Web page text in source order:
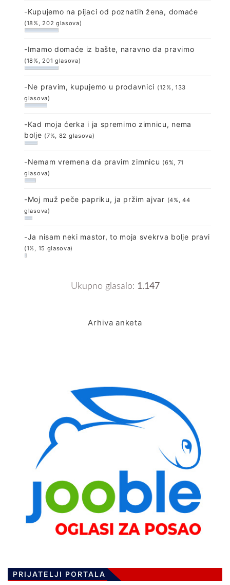
-Kupujemo na pijaci od poznatih žena, domaće
(18%, 202 glasova)
-Imamo domaće iz bašte, naravno da pravimo
(18%, 201 glasova)
-Ne pravim, kupujemo u prodavnici (12%, 133
glasova)
-Kad moja ćerka i ja spremimo zimnicu, nema
bolje (7%, 82 glasova)
-Nemam vremena da pravim zimnicu (6%, 71
glasova)
-Moj muž peče papriku, ja pržim ajvar (4%, 44
glasova)
-Ja nisam neki mastor, to moja svekrva bolje pravi
(1%, 15 glasova)
Ukupno glasalo: 1.147
Arhiva anketa
PRIJATELJI PORTALA